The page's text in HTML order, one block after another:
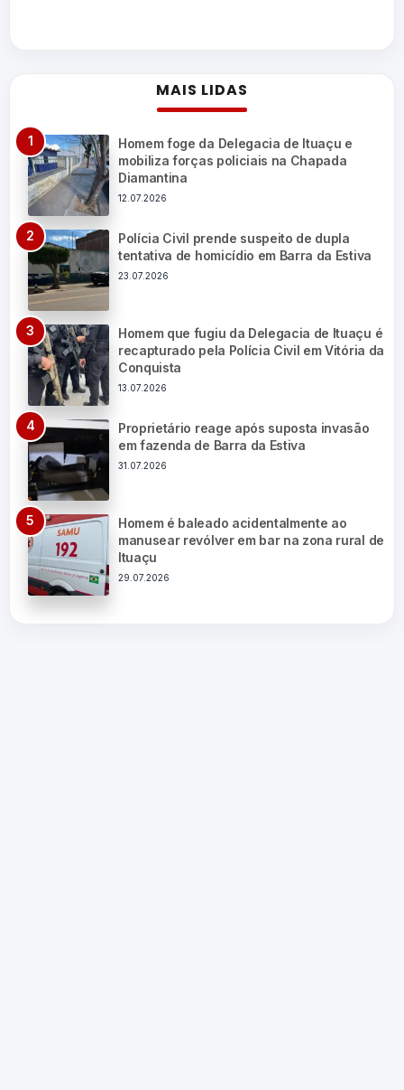
MAIS LIDAS
Homem foge da Delegacia de Ituaçu e
mobiliza forças policiais na Chapada
Diamantina
12.07.2026
Polícia Civil prende suspeito de dupla
tentativa de homicídio em Barra da Estiva
23.07.2026
Homem que fugiu da Delegacia de Ituaçu é
recapturado pela Polícia Civil em Vitória da
Conquista
13.07.2026
Proprietário reage após suposta invasão
em fazenda de Barra da Estiva
31.07.2026
Homem é baleado acidentalmente ao
manusear revólver em bar na zona rural de
Ituaçu
29.07.2026